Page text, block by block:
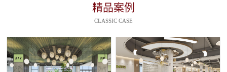
精品案例
CLASSIC CASE